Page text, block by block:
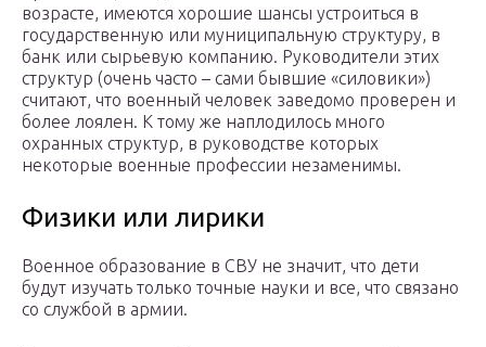
возрасте, имеются хорошие шансы устроиться в
государственную или муниципальную структуру, в
банк или сырьевую компанию. Руководители этих
структур (очень часто – сами бывшие «силовики»)
считают, что военный человек заведомо проверен и
более лоялен. К тому же наплодилось много
охранных структур, в руководстве которых
некоторые военные профессии незаменимы.
Физики или лирики
Военное образование в СВУ не значит, что дети
будут изучать только точные науки и все, что связано
со службой в армии.